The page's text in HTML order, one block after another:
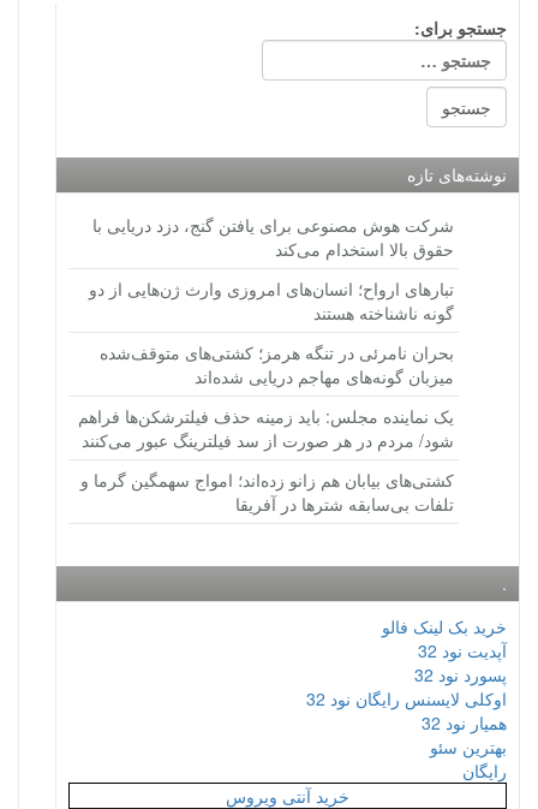
جستجو برای:
نوشته‌های تازه
شرکت هوش مصنوعی برای یافتن گنج، دزد دریایی با
حقوق بالا استخدام می‌کند
تبارهای ارواح؛ انسان‌های امروزی وارث ژن‌هایی از دو
گونه ناشناخته هستند
بحران نامرئی در تنگه هرمز؛ کشتی‌های متوقف‌شده
میزبان گونه‌های مهاجم دریایی شده‌اند
یک نماینده مجلس: باید زمینه حذف فیلترشکن‌ها فراهم
شود/ مردم در هر صورت از سد فیلترینگ عبور می‌کنند
کشتی‌های بیابان هم زانو زده‌اند؛ امواج سهمگین گرما و
تلفات بی‌سابقه شترها در آفریقا
.
خرید بک لینک فالو
آپدیت نود 32
پسورد نود 32
اوکلی لایسنس رایگان نود 32
همیار نود 32
بهترین سئو
رایگان
خرید آنتی ویروس